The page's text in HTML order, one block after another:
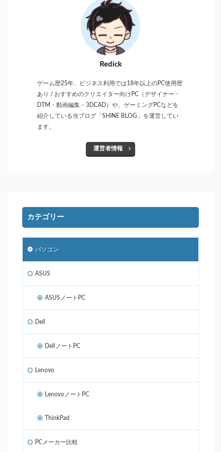
Redick
ゲーム歴25年、ビジネス利用では18年以上のPC使用歴
あり / おすすめのクリエイター向けPC（デザイナー・
DTM・動画編集・3DCAD）や、ゲーミングPCなどを
紹介している当ブログ「SHINE BLOG」を運営してい
ます。
運営者情報
カテゴリー
パソコン
ASUS
ASUSノートPC
Dell
DellノートPC
Lenovo
LenovoノートPC
ThinkPad
PCメーカー比較